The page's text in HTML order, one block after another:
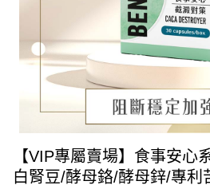
【VIP專屬賣場】食事安心
白腎豆/酵母鉻/酵母鋅/專利